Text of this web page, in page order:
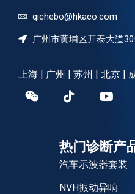
qichebo@hkaco.com
广州市黄埔区开泰大道
上海 | 广州 | 苏州 | 北京 |
热门诊断产
汽车示波器套装
NVH振动异响